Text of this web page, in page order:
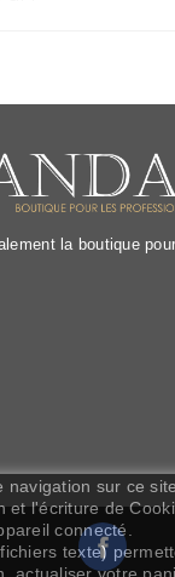
la boutique
navigation sur ce
et l'écriture de
connecté.
texte)